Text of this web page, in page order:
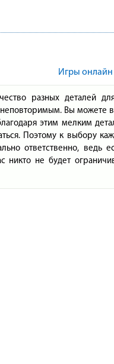
Игры онлайн
разных деталей
Вы можете
этим мелким
Поэтому к выбору
ответственно, ведь
не будет